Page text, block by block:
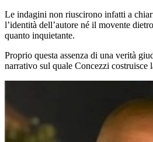
Le indagini non riuscirono infatti a
l’identità dell’autore né il movente
quanto inquietante.
Proprio questa assenza di una verità
narrativo sul quale Concezzi costruisce